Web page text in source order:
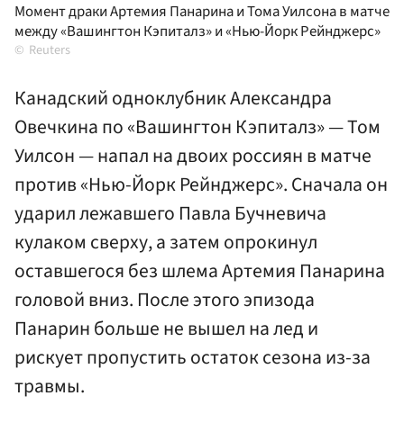
Момент драки Артемия Панарина и Тома Уилсона в матче
между «Вашингтон Кэпиталз» и «Нью-Йорк Рейнджерс»
Reuters
Канадский одноклубник Александра
Овечкина по «Вашингтон Кэпиталз» — Том
Уилсон — напал на двоих россиян в матче
против «Нью-Йорк Рейнджерс». Сначала он
ударил лежавшего Павла Бучневича
кулаком сверху, а затем опрокинул
оставшегося без шлема Артемия Панарина
головой вниз. После этого эпизода
Панарин больше не вышел на лед и
рискует пропустить остаток сезона из-за
травмы.